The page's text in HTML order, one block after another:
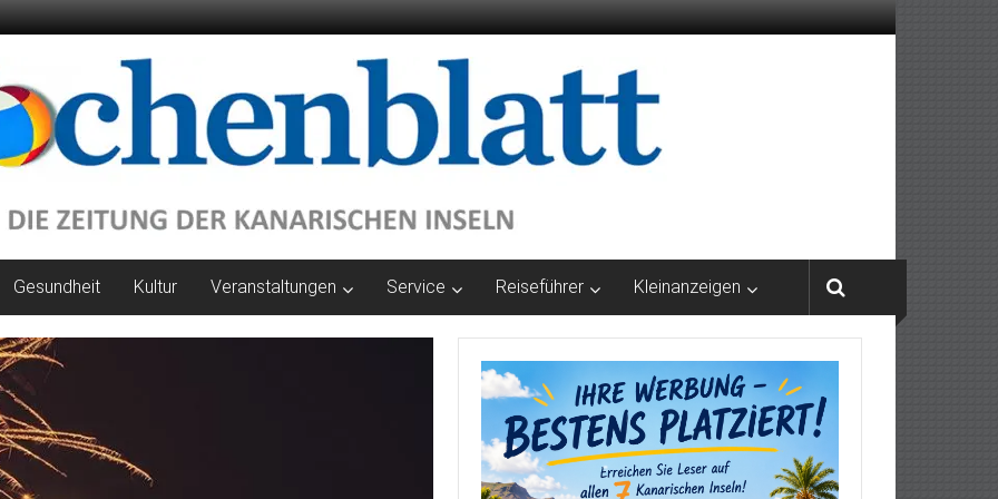
Gesundheit Kultur Veranstaltungen Service Reiseführer Kleinanzeigen